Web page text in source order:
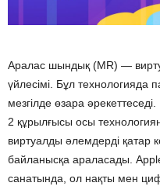
Аралас шындық (MR) —
үйлесімі. Бұл технологияда
мезгілде өзара
2 құрылғысы осы
виртуалды әлемдерді қатар
байланысқа араласады.
санатында, ол нақты мен